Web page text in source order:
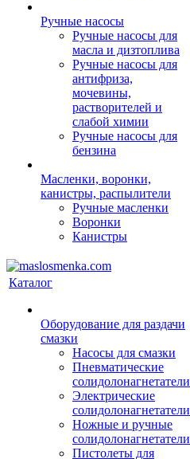
Ручные насосы
Ручные насосы для
масла и дизтоплива
Ручные насосы для
антифриза,
мочевины,
растворителей и
слабой химии
Ручные насосы для
бензина
Масленки, воронки,
канистры, распылители
Ручные масленки
Воронки
Канистры
Каталог
Оборудование для раздачи
смазки
Насосы для смазки
Пневматические
солидолонагнетатели
Электрические
солидолонагнетатели
Ножные и ручные
солидолонагнетатели
Пистолеты для